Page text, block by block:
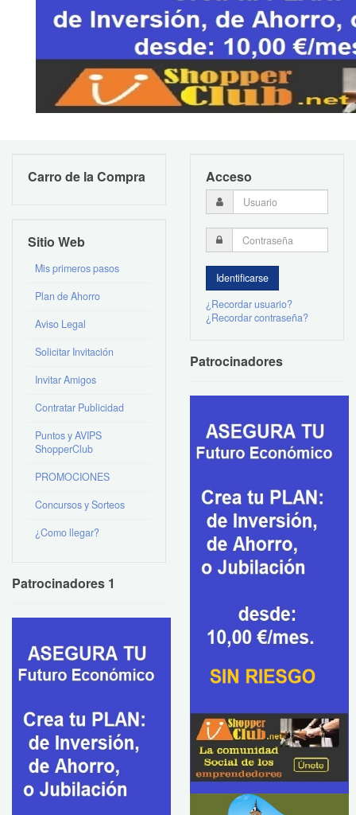
Carro de la Compra
Sitio Web
Mis primeros pasos
Plan de Ahorro
Aviso Legal
Solicitar Invitación
Invitar Amigos
Contratar Publicidad
Puntos y AVIPS
ShopperClub
PROMOCIONES
Concursos y Sorteos
¿Como llegar?
Patrocinadores 1
Acceso
¿Recordar usuario?
¿Recordar contraseña?
Patrocinadores